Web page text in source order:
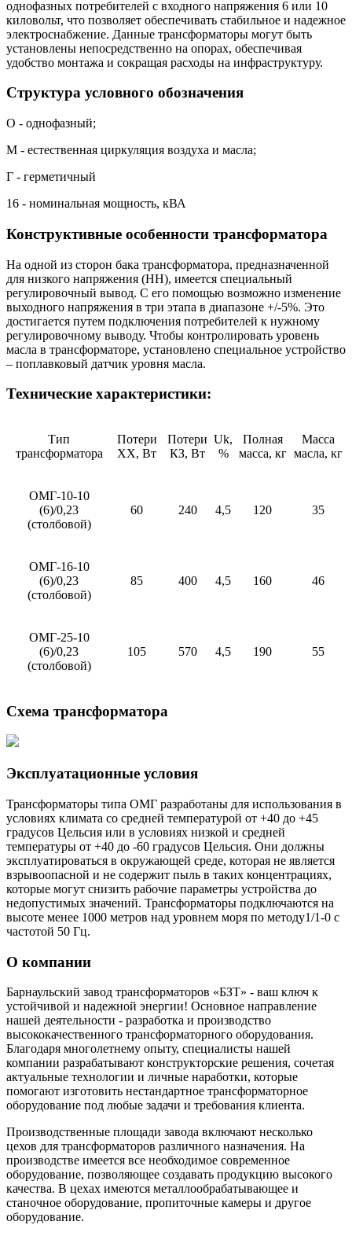
однофазных потребителей с входного напряжения 6 или 10
киловольт, что позволяет обеспечивать стабильное и надежное
электроснабжение. Данные трансформаторы могут быть
установлены непосредственно на опорах, обеспечивая
удобство монтажа и сокращая расходы на инфраструктуру.
Структура условного обозначения
О - однофазный;
М - естественная циркуляция воздуха и масла;
Г - герметичный
16 - номинальная мощность, кВА
Конструктивные особенности трансформатора
На одной из сторон бака трансформатора, предназначенной
для низкого напряжения (НН), имеется специальный
регулировочный вывод. С его помощью возможно изменение
выходного напряжения в три этапа в диапазоне +/-5%. Это
достигается путем подключения потребителей к нужному
регулировочному выводу. Чтобы контролировать уровень
масла в трансформаторе, установлено специальное устройство
– поплавковый датчик уровня масла.
Технические характеристики:
Тип
трансформатора
Потери
ХХ, Вт
Потери
КЗ, Вт
Uk,
%
Полная
масса, кг
Масса
масла, кг
ОМГ-10-10
(6)/0,23
(столбовой)
60 240 4,5 120 35
ОМГ-16-10
(6)/0,23
(столбовой)
85 400 4,5 160 46
ОМГ-25-10
(6)/0,23
(столбовой)
105 570 4,5 190 55
Схема трансформатора
Эксплуатационные условия
Трансформаторы типа ОМГ разработаны для использования в
условиях климата со средней температурой от +40 до +45
градусов Цельсия или в условиях низкой и средней
температуры от +40 до -60 градусов Цельсия. Они должны
эксплуатироваться в окружающей среде, которая не является
взрывоопасной и не содержит пыль в таких концентрациях,
которые могут снизить рабочие параметры устройства до
недопустимых значений. Трансформаторы подключаются на
высоте менее 1000 метров над уровнем моря по методу1/1-0 с
частотой 50 Гц.
О компании
Барнаульский завод трансформаторов «БЗТ» - ваш ключ к
устойчивой и надежной энергии! Основное направление
нашей деятельности - разработка и производство
высококачественного трансформаторного оборудования.
Благодаря многолетнему опыту, специалисты нашей
компании разрабатывают конструкторские решения, сочетая
актуальные технологии и личные наработки, которые
помогают изготовить нестандартное трансформаторное
оборудование под любые задачи и требования клиента.
Производственные площади завода включают несколько
цехов для трансформаторов различного назначения. На
производстве имеется все необходимое современное
оборудование, позволяющее создавать продукцию высокого
качества. В цехах имеются металлообрабатывающее и
станочное оборудование, пропиточные камеры и другое
оборудование.